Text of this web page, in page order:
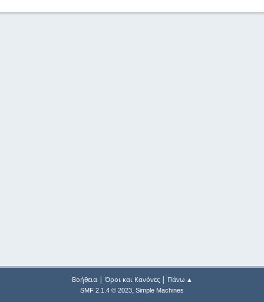
Βοήθεια| Όροι και Κανόνες| Πάνω ▲
SMF 2.1.4 © 2023, Simple Machines